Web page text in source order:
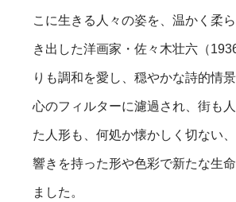
こに生きる人々の姿を、温かく柔
き出した洋画家・佐々木壮六（
りも調和を愛し、穏やかな詩的情
心のフィルターに濾過され、街も
た人形も、何処か懐かしく切ない
響きを持った形や色彩で新たな生
ました。